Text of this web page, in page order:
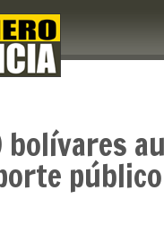
bolívares
público